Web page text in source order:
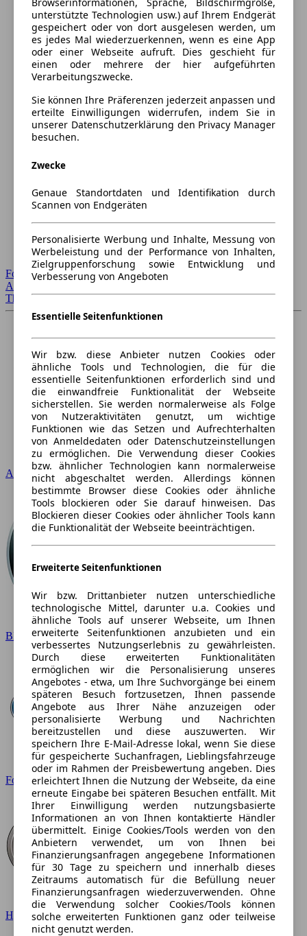
Forum Startseite
Alle Auto-Foren
Themen-Forum
Audi
BMW
Ford
Hyundai
Browserinformationen, Sprache, Bildschirmgröße,
unterstützte Technologien usw.) auf Ihrem Endgerät
gespeichert oder von dort ausgelesen werden, um
es jedes Mal wiederzuerkennen, wenn es eine App
oder einer Webseite aufruft. Dies geschieht für
einen oder mehrere der hier aufgeführten
Verarbeitungszwecke.
Sie können Ihre Präferenzen jederzeit anpassen und
erteilte Einwilligungen widerrufen, indem Sie in
unserer Datenschutzerklärung den Privacy Manager
besuchen.
Zwecke
Genaue Standortdaten und Identifikation durch
Scannen von Endgeräten
Personalisierte Werbung und Inhalte, Messung von
Werbeleistung und der Performance von Inhalten,
Zielgruppenforschung sowie Entwicklung und
Verbesserung von Angeboten
Essentielle Seitenfunktionen
Wir bzw. diese Anbieter nutzen Cookies oder
ähnliche Tools und Technologien, die für die
essentielle Seitenfunktionen erforderlich sind und
die einwandfreie Funktionalität der Webseite
sicherstellen. Sie werden normalerweise als Folge
von Nutzeraktivitäten genutzt, um wichtige
Funktionen wie das Setzen und Aufrechterhalten
von Anmeldedaten oder Datenschutzeinstellungen
zu ermöglichen. Die Verwendung dieser Cookies
bzw. ähnlicher Technologien kann normalerweise
nicht abgeschaltet werden. Allerdings können
bestimmte Browser diese Cookies oder ähnliche
Tools blockieren oder Sie darauf hinweisen. Das
Blockieren dieser Cookies oder ähnlicher Tools kann
die Funktionalität der Webseite beeinträchtigen.
Erweiterte Seitenfunktionen
Wir bzw. Drittanbieter nutzen unterschiedliche
technologische Mittel, darunter u.a. Cookies und
ähnliche Tools auf unserer Webseite, um Ihnen
erweiterte Seitenfunktionen anzubieten und ein
verbessertes Nutzungserlebnis zu gewährleisten.
Durch diese erweiterten Funktionalitäten
ermöglichen wir die Personalisierung unseres
Angebotes - etwa, um Ihre Suchvorgänge bei einem
späteren Besuch fortzusetzen, Ihnen passende
Angebote aus Ihrer Nähe anzuzeigen oder
personalisierte Werbung und Nachrichten
bereitzustellen und diese auszuwerten. Wir
speichern Ihre E-Mail-Adresse lokal, wenn Sie diese
für gespeicherte Suchanfragen, Lieblingsfahrzeuge
oder im Rahmen der Preisbewertung angeben. Dies
erleichtert Ihnen die Nutzung der Webseite, da eine
erneute Eingabe bei späteren Besuchen entfällt. Mit
Ihrer Einwilligung werden nutzungsbasierte
Informationen an von Ihnen kontaktierte Händler
übermittelt. Einige Cookies/Tools werden von den
Anbietern verwendet, um von Ihnen bei
Finanzierungsanfragen angegebene Informationen
für 30 Tage zu speichern und innerhalb dieses
Zeitraums automatisch für die Befüllung neuer
Finanzierungsanfragen wiederzuverwenden. Ohne
die Verwendung solcher Cookies/Tools können
solche erweiterten Funktionen ganz oder teilweise
nicht genutzt werden.